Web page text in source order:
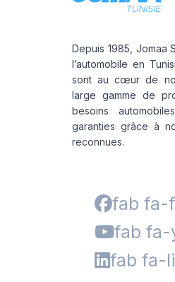
Depuis 1985, Jomaa
l’automobile en
sont au cœur de
large gamme de
besoins
garanties grâce à
reconnues.
fab fa-
fab fa-
fab fa-